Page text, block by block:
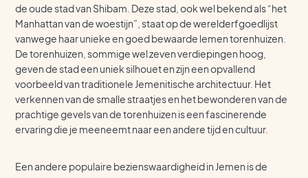
de oude stad van Shibam. Deze stad, ook wel bekend als “het
Manhattan van de woestijn”, staat op de werelderfgoedlijst
vanwege haar unieke en goed bewaarde lemen torenhuizen.
De torenhuizen, sommige wel zeven verdiepingen hoog,
geven de stad een uniek silhouet en zijn een opvallend
voorbeeld van traditionele Jemenitische architectuur. Het
verkennen van de smalle straatjes en het bewonderen van de
prachtige gevels van de torenhuizen is een fascinerende
ervaring die je meeneemt naar een andere tijd en cultuur.
Een andere populaire bezienswaardigheid in Jemen is de